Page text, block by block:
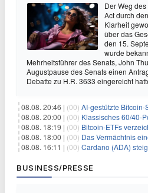
Der Weg
Act durch
Klarheit
über das
den 15.
wurde
Mehrheitsführer des Senats, John
Augustpause des Senats einen
Debatte zu H.R. 3633 eingereicht
08.08. 20:46 | (00) AI-gestützte Bitcoin-
08.08. 20:00 | (00) Klassisches 60/40-Portfolio am
08.08. 18:19 | (00) Bitcoin-ETFs verzeichnen
08.08. 18:00 | (00) Das Vermächtnis eines Bankiers: Wie
08.08. 16:11 | (00) Cardano (ADA) steigt um 18%
BUSINESS/PRESSE